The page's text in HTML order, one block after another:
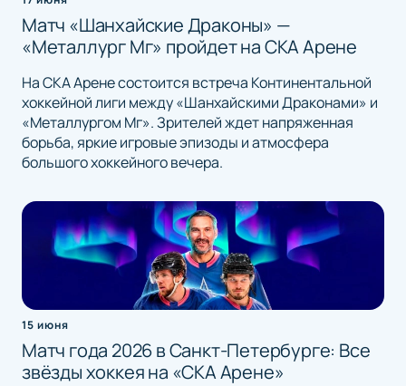
Матч «Шанхайские Драконы» —
«Металлург Мг» пройдет на СКА Арене
На СКА Арене состоится встреча Континентальной
хоккейной лиги между «Шанхайскими Драконами» и
«Металлургом Мг». Зрителей ждет напряженная
борьба, яркие игровые эпизоды и атмосфера
большого хоккейного вечера.
15 июня
Матч года 2026 в Санкт-Петербурге: Все
звёзды хоккея на «СКА Арене»